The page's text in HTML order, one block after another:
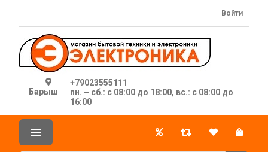
Барыш
+79023555111
пн. – сб.: с 08:00 до 18:00, вс.: с 08:00 до
16:00
Войти